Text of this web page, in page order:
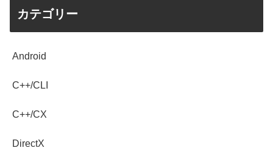
カテゴリー
Android
C++/CLI
C++/CX
DirectX